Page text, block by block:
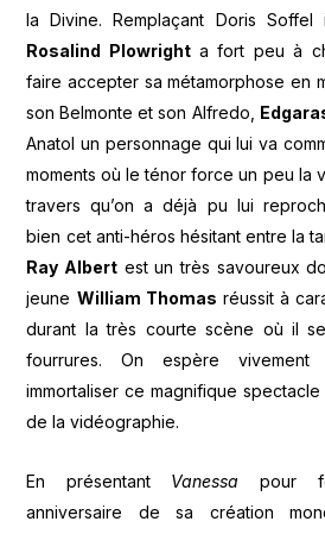
la Divine. Remplaçant Doris Soffel
Rosalind Plowrighta fort peu à
faire accepter sa métamorphose en
son Belmonte et son Alfredo,
Anatol un personnage qui lui va
moments où le ténor force un peu la
travers qu’on a déjà pu lui
bien cet anti-héros hésitant entre la
Ray Albert est un très savoureux
jeune William Thomas réussit à
durant la très courte scène où il
fourrures. On espère vivement
immortaliser ce magnifique
de la vidéographie.
En présentant Vanessa pour
anniversaire de sa création